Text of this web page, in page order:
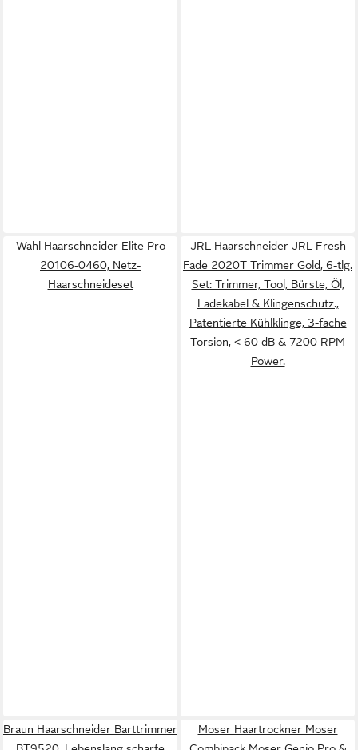
Wahl Haarschneider Elite Pro
20106-0460, Netz-
Haarschneideset
JRL Haarschneider JRL Fresh
Fade 2020T Trimmer Gold, 6-tlg.
Set: Trimmer, Tool, Bürste, Öl,
Ladekabel & Klingenschutz.,
Patentierte Kühlklinge, 3-fache
Torsion, < 60 dB & 7200 RPM
Power.
Braun Haarschneider Barttrimmer
Moser Haartrockner Moser